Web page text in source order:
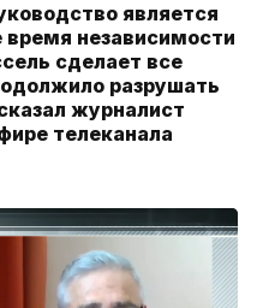
является
независимости
сделает все
разрушать
журналист
телеканала